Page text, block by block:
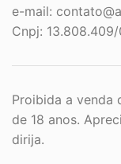
e-mail:
Cnpj:
Proibida a venda
de 18 anos.
dirija.